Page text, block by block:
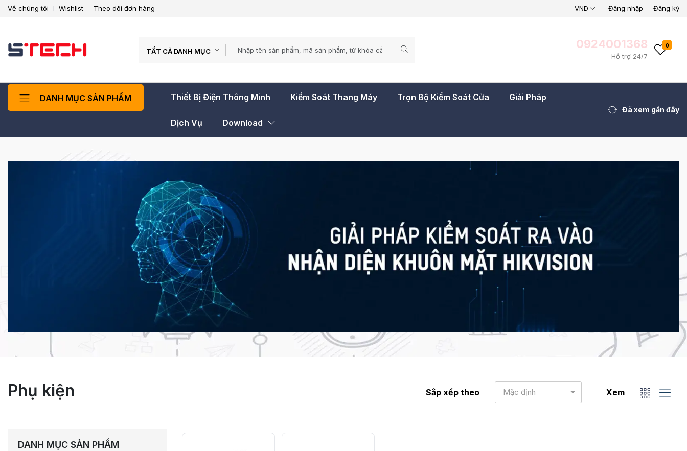
Về chúng tôi Wishlist Theo dõi đơn hàng VND Đăng nhập Đăng ký
TẤT CẢ DANH MỤC
0924001368
Hỗ trợ 24/7
0
DANH MỤC SẢN PHẨM Thiết Bị Điện Thông Minh Kiểm Soát Thang Máy Trọn Bộ Kiểm Soát Cửa Giải Pháp
Dịch Vụ Download
Đã xem gần đây
Phụ kiện Sắp xếp theo Mặc định Xem
DANH MỤC SẢN PHẨM